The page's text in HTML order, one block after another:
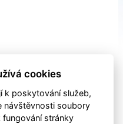
cookies
k poskytování služeb,
návštěvnosti soubory
fungování stránky